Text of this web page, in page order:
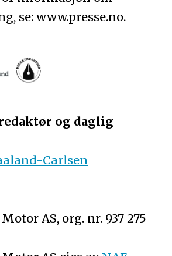
se: www.presse.no.
og daglig
Carlsen
AS, org. nr. 937 275